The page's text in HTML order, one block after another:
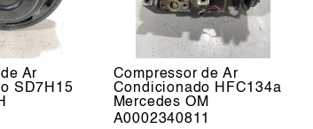
Ar
SD7H15
Compressor de Ar
Condicionado HFC134a
Mercedes OM
A0002340811